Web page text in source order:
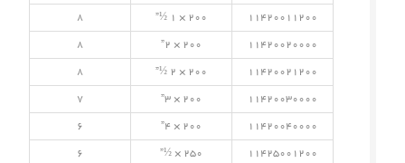
11420011200
200 × 1 ½”
8
11420020000
200 × 2”
8
11420021200
200 × 2 ½”
8
11420030000
200 × 3”
7
11420040000
200 × 4”
6
11425001200
250 × ½”
6